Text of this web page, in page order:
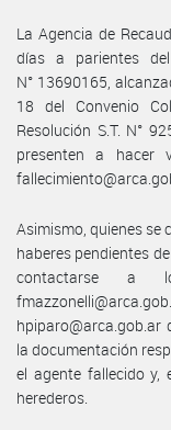
La Agencia de
días a parientes del
N° 13690165,
18 del Convenio
Resolución S.T. N°
presenten a hacer
Asimismo, quienes se
haberes pendientes
contactarse a
hpiparo@arca.gob.ar
la documentación
el agente fallecido y,
herederos.